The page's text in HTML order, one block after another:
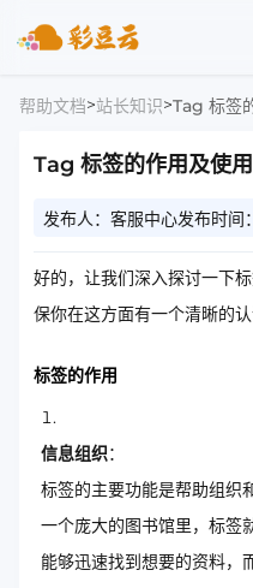
帮助文档>站长知识>Tag 标签
Tag 标签的作用及使
发布人：客服中心发布时间
好的，让我们深入探讨一下
保你在这方面有一个清晰的认
标签的作用
信息组织：
标签的主要功能是帮助组织
一个庞大的图书馆里，标签
能够迅速找到想要的资料，